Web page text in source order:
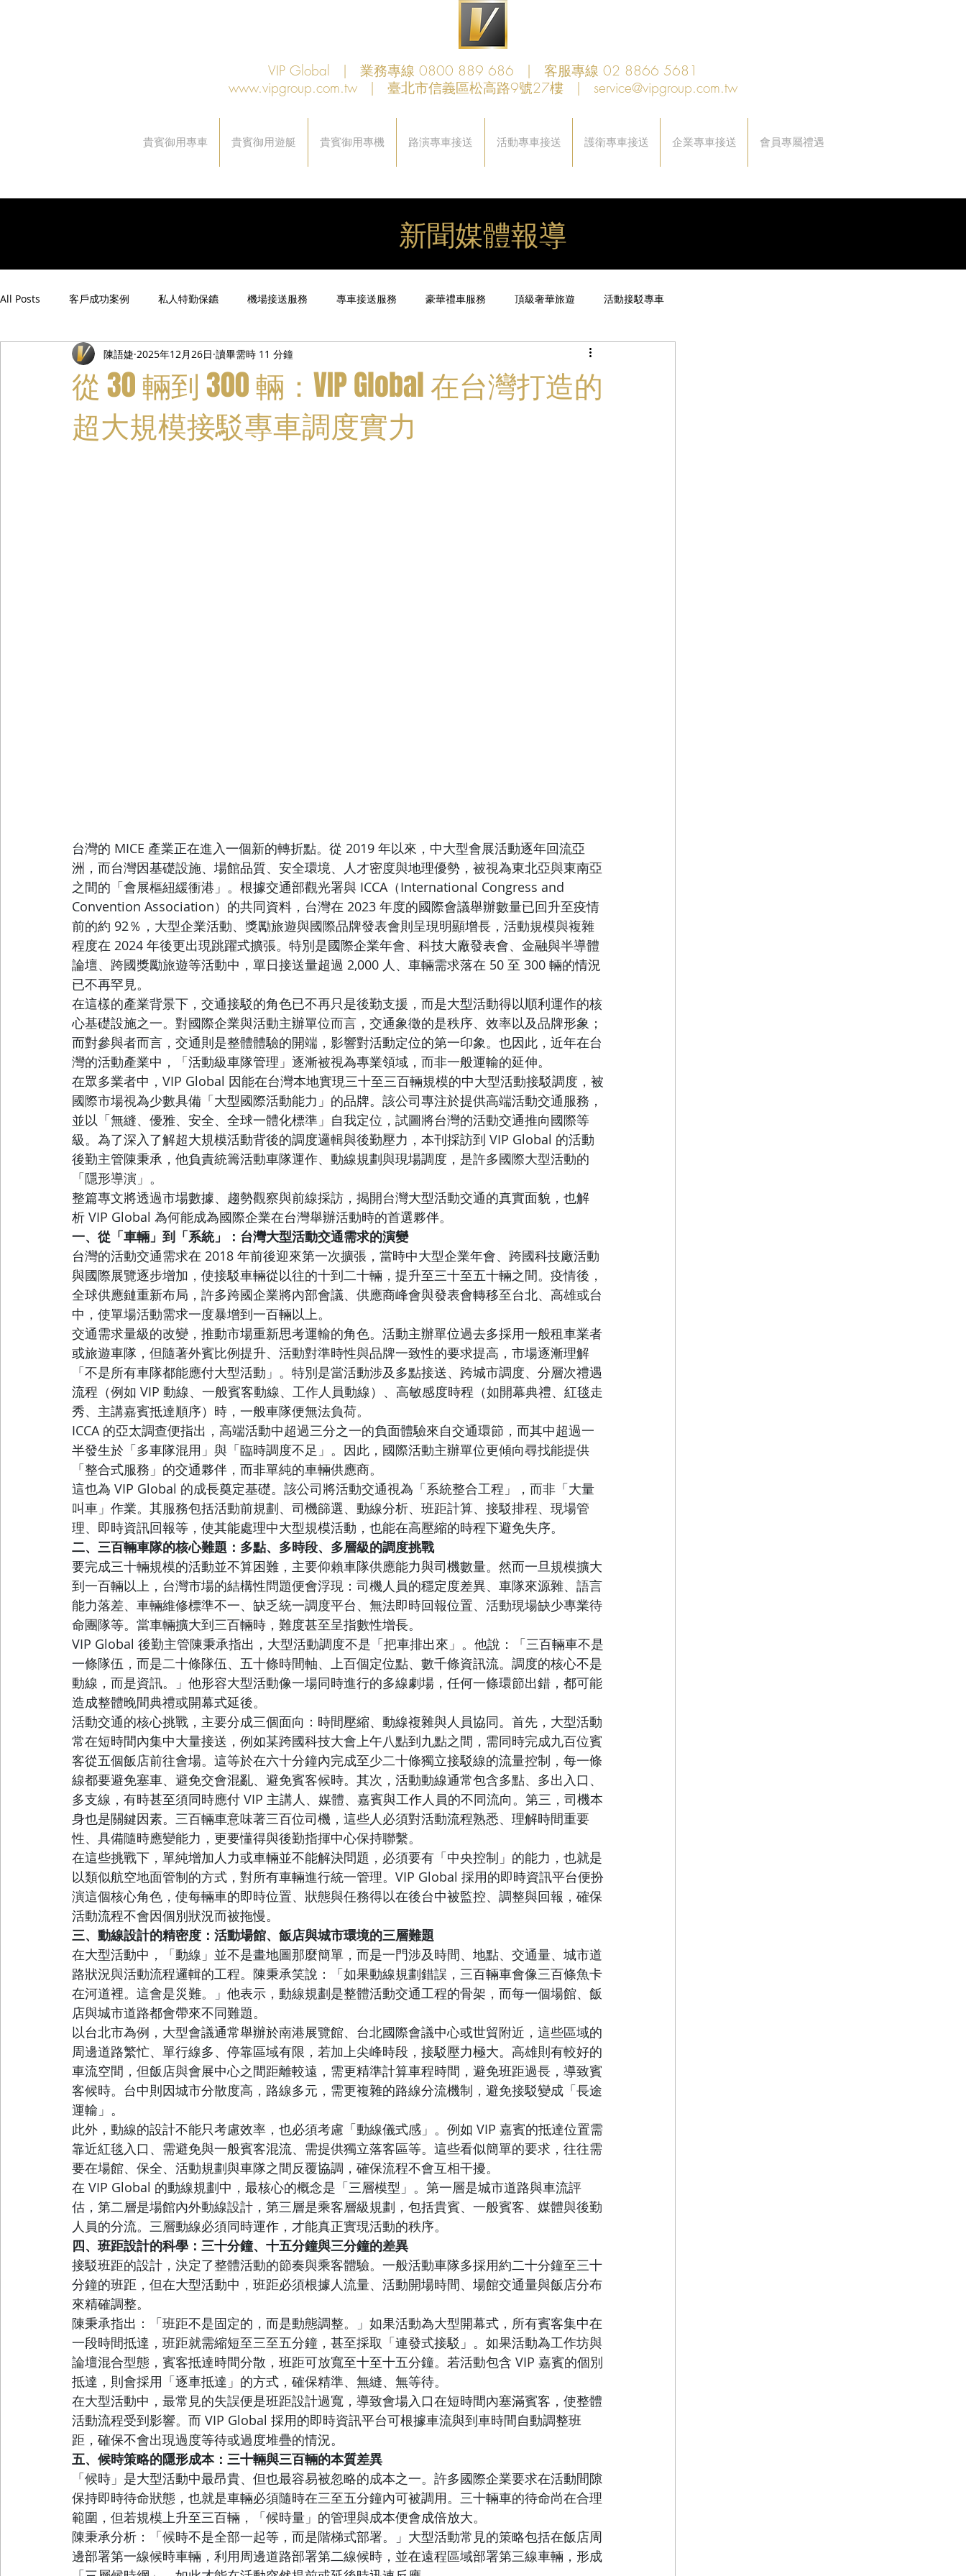
VIP Global | 業務專線 0800 889 686 | 客服專線 02 8866 5681
www.vipgroup.com.tw | 臺北市信義區松高路9號27樓 | service@vipgroup.com.tw
貴賓御用專車 貴賓御用遊艇 貴賓御用專機 路演專車接送 活動專車接送 護衛專車接送 企業專車接送 會員專屬禮遇
新聞媒體報導
All Posts 客戶成功案例 私人特勤保鑣 機場接送服務 專車接送服務 豪華禮車服務 頂級奢華旅遊 活動接駁專車
禮遇通關服務 主管專業司機 活動禮賓接待
從 30 輛到 300 輛：VIP Global 在台灣打造的
超大規模接駁專車調度實力
陳語婕 2025年12月26日 讀畢需時 11 分鐘
台灣的 MICE 產業正在進入一個新的轉折點。從 2019 年以來，中大型會展活動逐年回流亞
洲，而台灣因基礎設施、場館品質、安全環境、人才密度與地理優勢，被視為東北亞與東南亞
之間的「會展樞紐緩衝港」。根據交通部觀光署與 ICCA（International Congress and
Convention Association）的共同資料，台灣在 2023 年度的國際會議舉辦數量已回升至疫情
前的約 92％，大型企業活動、獎勵旅遊與國際品牌發表會則呈現明顯增長，活動規模與複雜
程度在 2024 年後更出現跳躍式擴張。特別是國際企業年會、科技大廠發表會、金融與半導體
論壇、跨國獎勵旅遊等活動中，單日接送量超過 2,000 人、車輛需求落在 50 至 300 輛的情況
已不再罕見。
在這樣的產業背景下，交通接駁的角色已不再只是後勤支援，而是大型活動得以順利運作的核
心基礎設施之一。對國際企業與活動主辦單位而言，交通象徵的是秩序、效率以及品牌形象；
而對參與者而言，交通則是整體體驗的開端，影響對活動定位的第一印象。也因此，近年在台
灣的活動產業中，「活動級車隊管理」逐漸被視為專業領域，而非一般運輸的延伸。
在眾多業者中，VIP Global 因能在台灣本地實現三十至三百輛規模的中大型活動接駁調度，被
國際市場視為少數具備「大型國際活動能力」的品牌。該公司專注於提供高端活動交通服務，
並以「無縫、優雅、安全、全球一體化標準」自我定位，試圖將台灣的活動交通推向國際等
級。為了深入了解超大規模活動背後的調度邏輯與後勤壓力，本刊採訪到 VIP Global 的活動
後勤主管陳秉承，他負責統籌活動車隊運作、動線規劃與現場調度，是許多國際大型活動的
「隱形導演」。
整篇專文將透過市場數據、趨勢觀察與前線採訪，揭開台灣大型活動交通的真實面貌，也解
析 VIP Global 為何能成為國際企業在台灣舉辦活動時的首選夥伴。
一、從「車輛」到「系統」：台灣大型活動交通需求的演變
台灣的活動交通需求在 2018 年前後迎來第一次擴張，當時中大型企業年會、跨國科技廠活動
與國際展覽逐步增加，使接駁車輛從以往的十到二十輛，提升至三十至五十輛之間。疫情後，
全球供應鏈重新布局，許多跨國企業將內部會議、供應商峰會與發表會轉移至台北、高雄或台
中，使單場活動需求一度暴增到一百輛以上。
交通需求量級的改變，推動市場重新思考運輸的角色。活動主辦單位過去多採用一般租車業者
或旅遊車隊，但隨著外賓比例提升、活動對準時性與品牌一致性的要求提高，市場逐漸理解
「不是所有車隊都能應付大型活動」。特別是當活動涉及多點接送、跨城市調度、分層次禮遇
流程（例如 VIP 動線、一般賓客動線、工作人員動線）、高敏感度時程（如開幕典禮、紅毯走
秀、主講嘉賓抵達順序）時，一般車隊便無法負荷。
ICCA 的亞太調查便指出，高端活動中超過三分之一的負面體驗來自交通環節，而其中超過一
半發生於「多車隊混用」與「臨時調度不足」。因此，國際活動主辦單位更傾向尋找能提供
「整合式服務」的交通夥伴，而非單純的車輛供應商。
這也為 VIP Global 的成長奠定基礎。該公司將活動交通視為「系統整合工程」，而非「大量
叫車」作業。其服務包括活動前規劃、司機篩選、動線分析、班距計算、接駁排程、現場管
理、即時資訊回報等，使其能處理中大型規模活動，也能在高壓縮的時程下避免失序。
二、三百輛車隊的核心難題：多點、多時段、多層級的調度挑戰
要完成三十輛規模的活動並不算困難，主要仰賴車隊供應能力與司機數量。然而一旦規模擴大
到一百輛以上，台灣市場的結構性問題便會浮現：司機人員的穩定度差異、車隊來源雜、語言
能力落差、車輛維修標準不一、缺乏統一調度平台、無法即時回報位置、活動現場缺少專業待
命團隊等。當車輛擴大到三百輛時，難度甚至呈指數性增長。
VIP Global 後勤主管陳秉承指出，大型活動調度不是「把車排出來」。他說：「三百輛車不是
一條隊伍，而是二十條隊伍、五十條時間軸、上百個定位點、數千條資訊流。調度的核心不是
動線，而是資訊。」他形容大型活動像一場同時進行的多線劇場，任何一條環節出錯，都可能
造成整體晚間典禮或開幕式延後。
活動交通的核心挑戰，主要分成三個面向：時間壓縮、動線複雜與人員協同。首先，大型活動
常在短時間內集中大量接送，例如某跨國科技大會上午八點到九點之間，需同時完成九百位賓
客從五個飯店前往會場。這等於在六十分鐘內完成至少二十條獨立接駁線的流量控制，每一條
線都要避免塞車、避免交會混亂、避免賓客候時。其次，活動動線通常包含多點、多出入口、
多支線，有時甚至須同時應付 VIP 主講人、媒體、嘉賓與工作人員的不同流向。第三，司機本
身也是關鍵因素。三百輛車意味著三百位司機，這些人必須對活動流程熟悉、理解時間重要
性、具備隨時應變能力，更要懂得與後勤指揮中心保持聯繫。
在這些挑戰下，單純增加人力或車輛並不能解決問題，必須要有「中央控制」的能力，也就是
以類似航空地面管制的方式，對所有車輛進行統一管理。VIP Global 採用的即時資訊平台便扮
演這個核心角色，使每輛車的即時位置、狀態與任務得以在後台中被監控、調整與回報，確保
活動流程不會因個別狀況而被拖慢。
三、動線設計的精密度：活動場館、飯店與城市環境的三層難題
在大型活動中，「動線」並不是畫地圖那麼簡單，而是一門涉及時間、地點、交通量、城市道
路狀況與活動流程邏輯的工程。陳秉承笑說：「如果動線規劃錯誤，三百輛車會像三百條魚卡
在河道裡。這會是災難。」他表示，動線規劃是整體活動交通工程的骨架，而每一個場館、飯
店與城市道路都會帶來不同難題。
以台北市為例，大型會議通常舉辦於南港展覽館、台北國際會議中心或世貿附近，這些區域的
周邊道路繁忙、單行線多、停靠區域有限，若加上尖峰時段，接駁壓力極大。高雄則有較好的
車流空間，但飯店與會展中心之間距離較遠，需更精準計算車程時間，避免班距過長，導致賓
客候時。台中則因城市分散度高，路線多元，需更複雜的路線分流機制，避免接駁變成「長途
運輸」。
此外，動線的設計不能只考慮效率，也必須考慮「動線儀式感」。例如 VIP 嘉賓的抵達位置需
靠近紅毯入口、需避免與一般賓客混流、需提供獨立落客區等。這些看似簡單的要求，往往需
要在場館、保全、活動規劃與車隊之間反覆協調，確保流程不會互相干擾。
在 VIP Global 的動線規劃中，最核心的概念是「三層模型」。第一層是城市道路與車流評
估，第二層是場館內外動線設計，第三層是乘客層級規劃，包括貴賓、一般賓客、媒體與後勤
人員的分流。三層動線必須同時運作，才能真正實現活動的秩序。
四、班距設計的科學：三十分鐘、十五分鐘與三分鐘的差異
接駁班距的設計，決定了整體活動的節奏與乘客體驗。一般活動車隊多採用約二十分鐘至三十
分鐘的班距，但在大型活動中，班距必須根據人流量、活動開場時間、場館交通量與飯店分布
來精確調整。
陳秉承指出：「班距不是固定的，而是動態調整。」如果活動為大型開幕式，所有賓客集中在
一段時間抵達，班距就需縮短至三至五分鐘，甚至採取「連發式接駁」。如果活動為工作坊與
論壇混合型態，賓客抵達時間分散，班距可放寬至十至十五分鐘。若活動包含 VIP 嘉賓的個別
抵達，則會採用「逐車抵達」的方式，確保精準、無縫、無等待。
在大型活動中，最常見的失誤便是班距設計過寬，導致會場入口在短時間內塞滿賓客，使整體
活動流程受到影響。而 VIP Global 採用的即時資訊平台可根據車流與到車時間自動調整班
距，確保不會出現過度等待或過度堆疊的情況。
五、候時策略的隱形成本：三十輛與三百輛的本質差異
「候時」是大型活動中最昂貴、但也最容易被忽略的成本之一。許多國際企業要求在活動間隙
保持即時待命狀態，也就是車輛必須隨時在三至五分鐘內可被調用。三十輛車的待命尚在合理
範圍，但若規模上升至三百輛，「候時量」的管理與成本便會成倍放大。
陳秉承分析：「候時不是全部一起等，而是階梯式部署。」大型活動常見的策略包括在飯店周
邊部署第一線候時車輛，利用周邊道路部署第二線候時，並在遠程區域部署第三線車輛，形成